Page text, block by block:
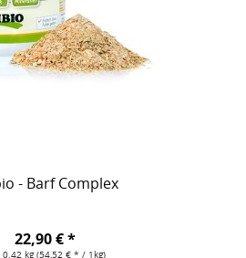
- Barf Complex
0.42 kg(54,52 € * / 1kg)
22,90 € *